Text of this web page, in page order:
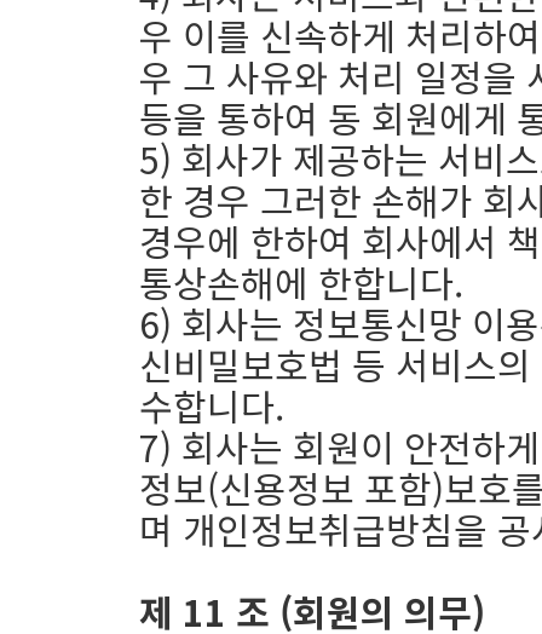
우 이를 신속하게 처리하
우 그 사유와 처리 일정
등을 통하여 동 회원에게
5) 회사가 제공하는 서비
한 경우 그러한 손해가 회
경우에 한하여 회사에서
통상손해에 한합니다.
6) 회사는 정보통신망 이
신비밀보호법 등 서비스
수합니다.
7) 회사는 회원이 안전하
정보(신용정보 포함)보호
며 개인정보취급방침을
제 11 조 (회원의 의무)